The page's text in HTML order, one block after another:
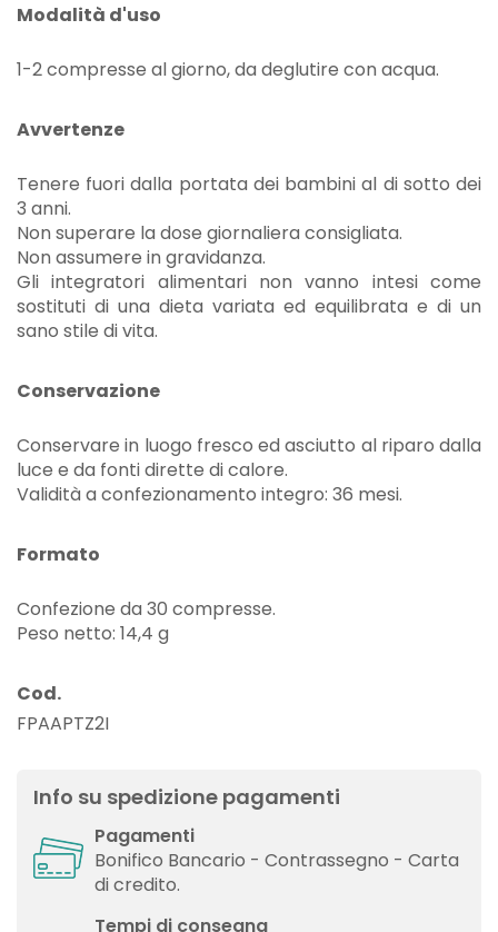
Modalità d'uso
1-2 compresse al giorno, da deglutire con acqua.
Avvertenze
Tenere fuori dalla portata dei bambini al di sotto dei
3 anni.
Non superare la dose giornaliera consigliata.
Non assumere in gravidanza.
Gli integratori alimentari non vanno intesi come
sostituti di una dieta variata ed equilibrata e di un
sano stile di vita.
Conservazione
Conservare in luogo fresco ed asciutto al riparo dalla
luce e da fonti dirette di calore.
Validità a confezionamento integro: 36 mesi.
Formato
Confezione da 30 compresse.
Peso netto: 14,4 g
Cod.
FPAAPTZ2I
Info su spedizione pagamenti
Pagamenti
Bonifico Bancario - Contrassegno - Carta
di credito.
Tempi di consegna